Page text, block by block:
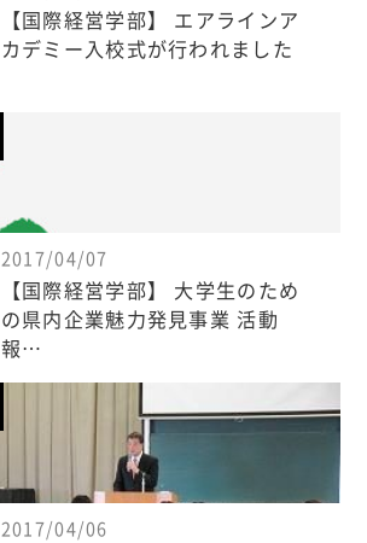
【国際経営学部】 エアラインア
カデミー入校式が行われました
2017/04/07
【国際経営学部】 大学生のため
の県内企業魅力発見事業 活動
報…
2017/04/06